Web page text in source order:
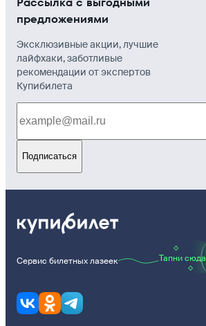
предложениями
Эксклюзивные акции, лучшие
лайфхаки, заботливые
рекомендации от экспертов
Купибилета
Подписаться
Сервис билетных лазеек Тапни сюда